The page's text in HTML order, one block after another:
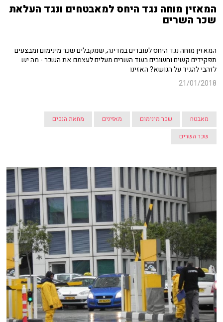
המאזין מוחה נגד היחס למאבטחים ונגד העלאת
שכר השרים
המאזין מוחה נגד היחס לעובדים במדינה, שמקבלים שכר מינימום ומבצעים
תפקידים קשים וחשובים בעוד השרים מעלים לעצמם את השכר - מה יש
לזהבי להגיד על הנושא? האזינו
21/01/2018
מאבטח שכר מינימום מאזינים
מחאת הנכים
שכר השרים